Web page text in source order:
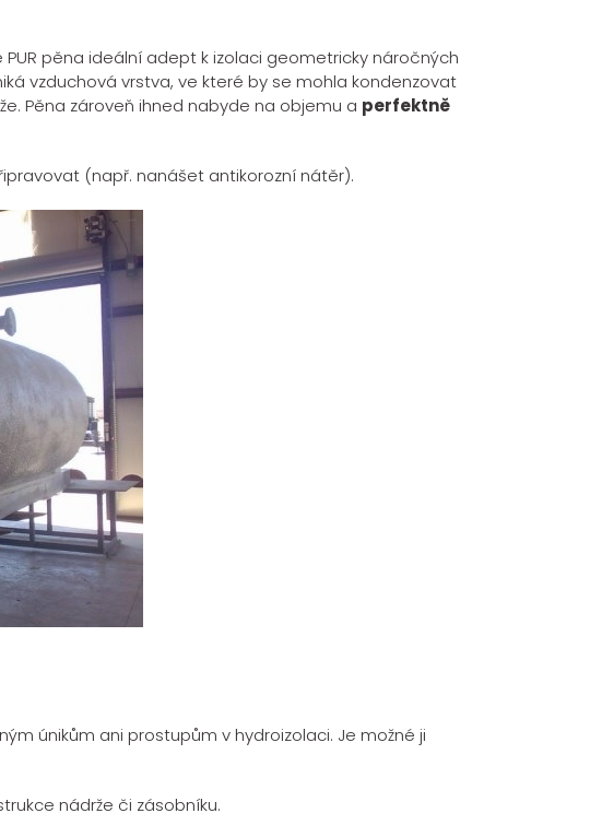
pěna ideální adept k izolaci geometricky náročných
vzduchová vrstva, ve které by se mohla kondenzovat
Pěna zároveň ihned nabyde na objemu a perfektně
(např. nanášet antikorozní nátěr).
únikům ani prostupům v hydroizolaci. Je možné ji
nádrže či zásobníku.